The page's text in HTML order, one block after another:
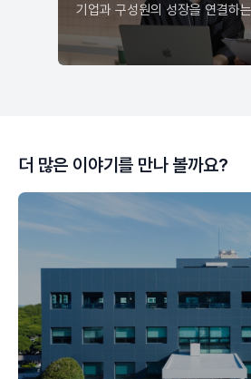
기업과 구성원의 성장을 연결하
더 많은 이야기를 만나 볼까요?